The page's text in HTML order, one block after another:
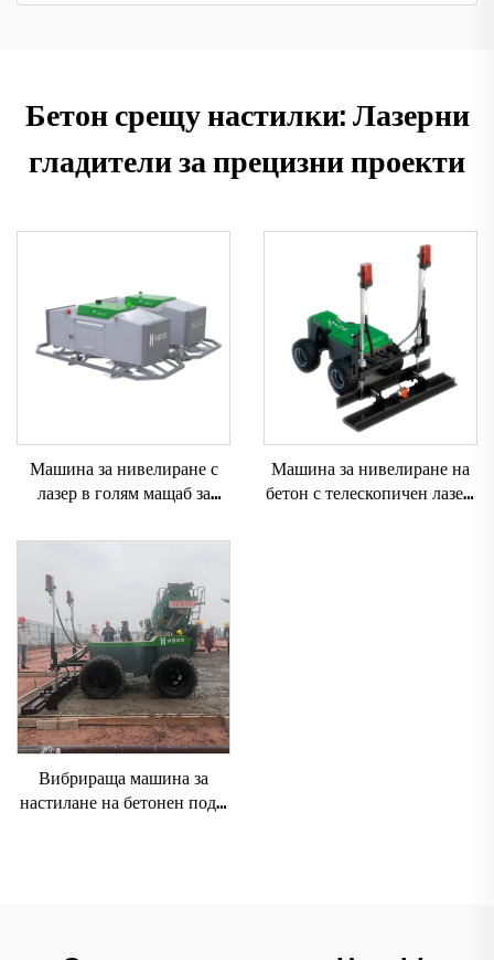
Бетон срещу настилки: Лазерни
гладители за прецизни проекти
Машина за нивелиране с
лазер в голям мащаб за
бетонен път с включени
Машина за нивелиране на
бетон с телескопичен лазер,
Вибрираща машина за
настилане на бетонен под с